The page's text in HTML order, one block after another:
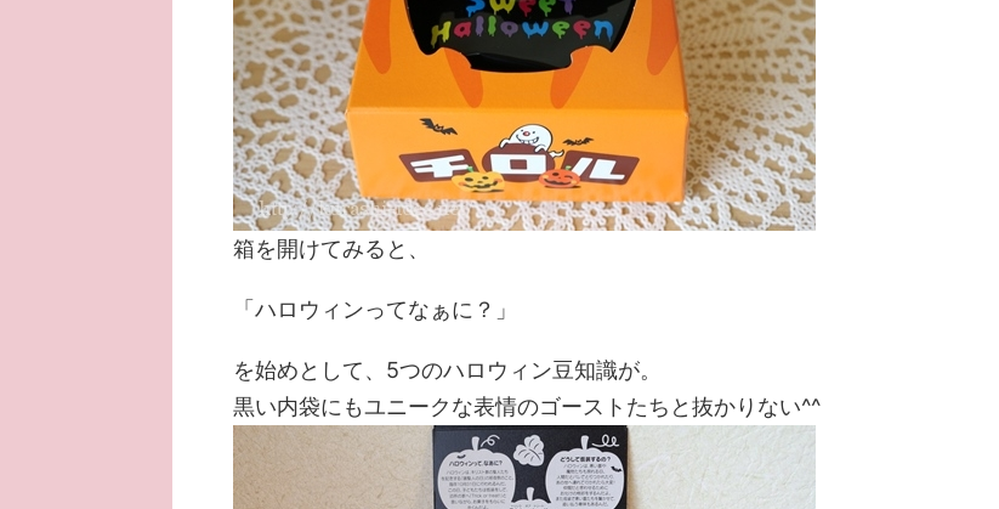
箱を開けてみると、
「ハロウィンってなぁに？」
を始めとして、5つのハロウィン豆知識が。
黒い内袋にもユニークな表情のゴーストたちと抜かりない^^